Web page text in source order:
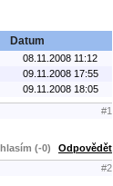
Datum
08.11.2008 11:12
09.11.2008 17:55
09.11.2008 18:05
#1
(-0) Odpovědět
#2